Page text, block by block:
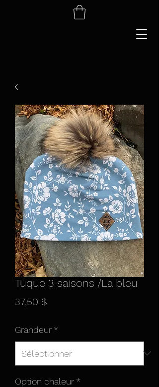
Tuque 3 saisons /La bleu
37,50 $
Grandeur *
Option chaleur *